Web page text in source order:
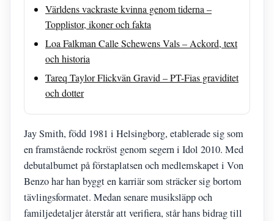
Världens vackraste kvinna genom tiderna –
Topplistor, ikoner och fakta
Loa Falkman Calle Schewens Vals – Ackord, text
och historia
Tareq Taylor Flickvän Gravid – PT-Fias graviditet
och dotter
Jay Smith, född 1981 i Helsingborg, etablerade sig som
en framstående rockröst genom segern i Idol 2010. Med
debutalbumet på förstaplatsen och medlemskapet i Von
Benzo har han byggt en karriär som sträcker sig bortom
tävlingsformatet. Medan senare musiksläpp och
familjedetaljer återstår att verifiera, står hans bidrag till